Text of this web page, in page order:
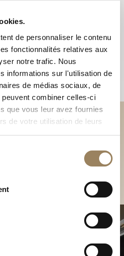
de personnaliser le contenu
fonctionnalités relatives aux
notre trafic. Nous
informations sur l'utilisation de
de médias sociaux, de
combiner celles-ci
que vous leur avez fournies
de votre utilisation de leurs
collections